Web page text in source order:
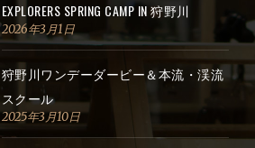
EXPLORERS SPRING CAMP IN 狩野川
2026年3月1日
狩野川ワンデーダービー＆本流・渓流
スクール
2025年3月10日